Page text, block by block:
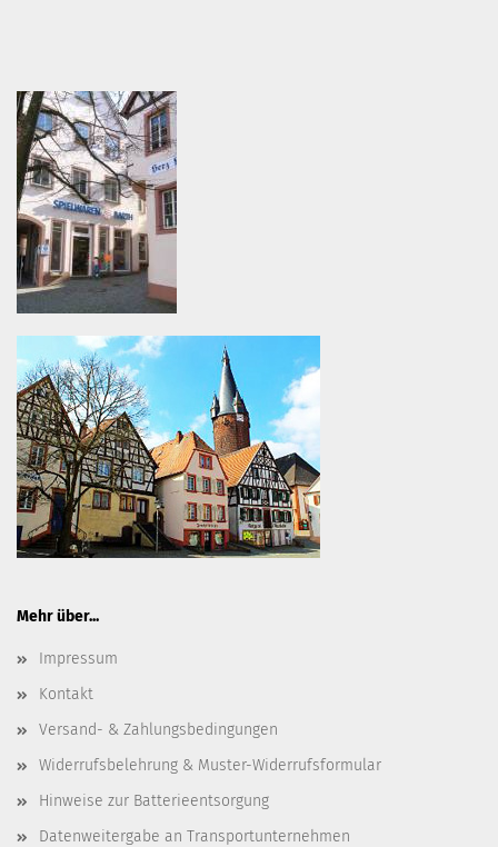
Mehr über...
Impressum
Kontakt
Versand- & Zahlungsbedingungen
Widerrufsbelehrung & Muster-Widerrufsformular
Hinweise zur Batterieentsorgung
Datenweitergabe an Transportunternehmen